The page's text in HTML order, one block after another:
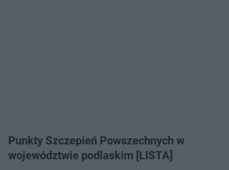
Punkty Szczepień Powszechnych w
województwie podlaskim [LISTA]